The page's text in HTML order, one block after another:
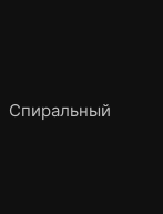
Спиральный